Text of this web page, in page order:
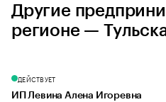
Другие
регионе —
ДЕЙСТВУЕТ
ИП Левина Алена Игоревна